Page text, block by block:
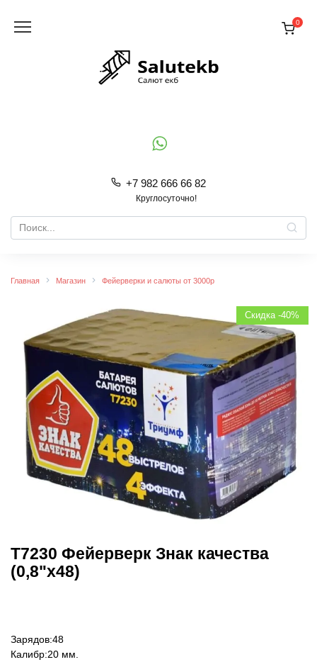
содержанию
+7 982 666 66 82
Круглосуточно!
Search
for:
0
Главная Магазин Фейерверки и салюты от 3000р
Скидка -40%
Т7230 Фейерверк Знак качества
(0,8"х48)
Зарядов:48
Калибр:20 мм.